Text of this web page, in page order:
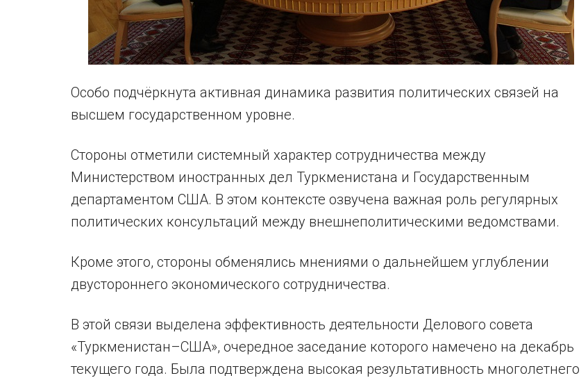
Особо подчёркнута активная динамика развития политических связей на
высшем государственном уровне.
Стороны отметили системный характер сотрудничества между
Министерством иностранных дел Туркменистана и Государственным
департаментом США. В этом контексте озвучена важная роль регулярных
политических консультаций между внешнеполитическими ведомствами.
Кроме этого, стороны обменялись мнениями о дальнейшем углублении
двустороннего экономического сотрудничества.
В этой связи выделена эффективность деятельности Делового совета
«Туркменистан–США», очередное заседание которого намечено на декабрь
текущего года. Была подтверждена высокая результативность многолетнего